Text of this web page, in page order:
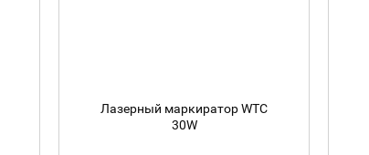
Лазерный маркиратор WTC
30W